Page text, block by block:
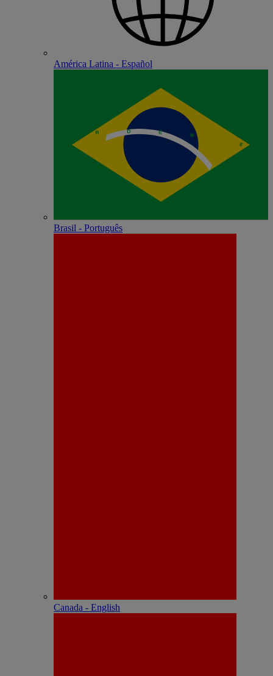
América Latina - Español
Brasil - Português
Canada - English